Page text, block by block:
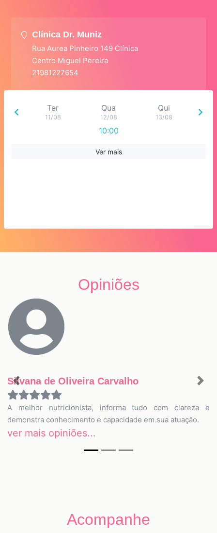
Clínica Dr. Muniz
Rua Aurea Pinheiro 149 Clínica
Centro Miguel Pereira
21981227654
Ter
11/08
Qua
12/08
10:00
Qui
13/08
Ver mais
Opiniões
Silvana de Oliveira Carvalho
A melhor nutricionista, informa tudo com clareza e
demonstra conhecimento e capacidade em sua atuação.
ver mais opiniões...
Previous Next
Acompanhe